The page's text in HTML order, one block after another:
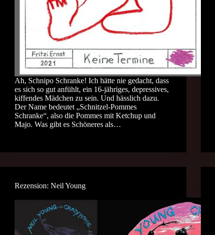
Ah, Schnipo Schranke! Ich hätte nie gedacht, dass
es sich so gut anfühlt, ein 16-jähriges, depressives,
kiffendes Mädchen zu sein. Und hässlich dazu.
Der Name bedeutet „Schnitzel-Pommes
Schranke“, also die Pommes mit Ketchup und
Majo. Was gibt es Schöneres als…
Rezension: Neil Young